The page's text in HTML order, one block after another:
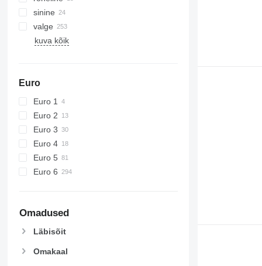
sinine
valge
kuva kõik
Euro
Euro 1
Euro 2
Euro 3
Euro 4
Euro 5
Euro 6
Omadused
Läbisõit
Omakaal